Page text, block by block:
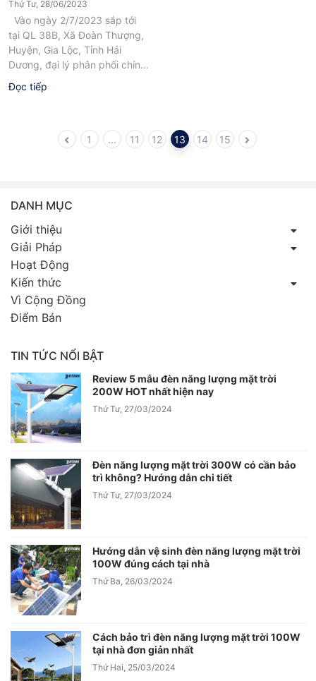
chính thức khai trương.
Thứ Tư, 28/06/2023
tại QL 38B, Xã Đoàn Thượng,
Huyện, Gia Lộc, Tỉnh Hải
Dương, đại lý phân phối chính
hãng của Kitawa tại...
Đọc tiếp
1 ... 11 12 13 14 15
DANH MỤC
Giới thiệu
Giải Pháp
Hoạt Động
Kiến thức
Vì Cộng Đồng
Điểm Bán
TIN TỨC NỔI BẬT
Review 5 mẫu đèn năng lượng mặt trời
200W HOT nhất hiện nay
Thứ Tư, 27/03/2024
Đèn năng lượng mặt trời 300W có cần bảo
trì không? Hướng dẫn chi tiết
Thứ Tư, 27/03/2024
Hướng dẫn vệ sinh đèn năng lượng mặt trời
100W đúng cách tại nhà
Thứ Ba, 26/03/2024
Cách bảo trì đèn năng lượng mặt trời 100W
tại nhà đơn giản nhất
Thứ Hai, 25/03/2024